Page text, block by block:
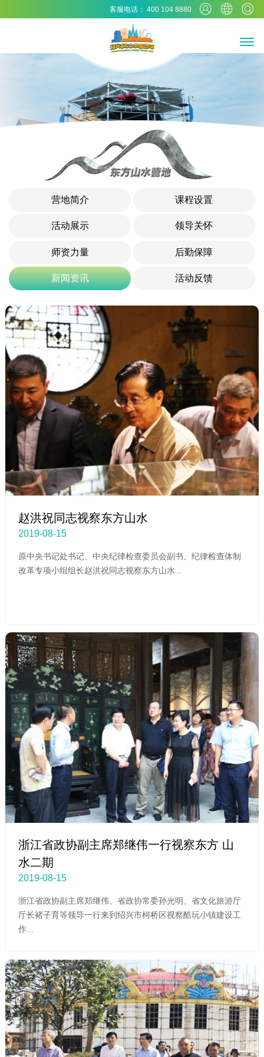
客服电话： 400 104 8880
营地简介 课程设置
活动展示 领导关怀
师资力量 后勤保障
新闻资讯 活动反馈
赵洪祝同志视察东方山水
2019-08-15
原中央书记处书记、中央纪律检查委员会副书、纪律检查体制
改革专项小组组长赵洪祝同志视察东方山水...
浙江省政协副主席郑继伟一行视察东方 山
水二期
2019-08-15
浙江省政协副主席郑继伟、省政协常委孙光明、省文化旅游厅
厅长褚子育等领导一行来到绍兴市柯桥区视察酷玩小镇建设工
作...